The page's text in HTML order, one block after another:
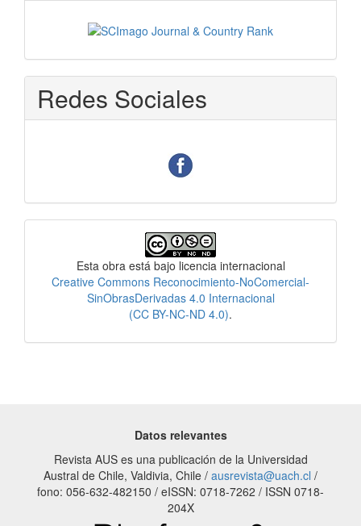
Redes Sociales
Esta obra está bajo licencia internacional
Creative Commons Reconocimiento-NoComercial-
SinObrasDerivadas 4.0 Internacional
(CC BY-NC-ND 4.0).
Datos relevantes
Revista AUS es una publicación de la Universidad
Austral de Chile, Valdivia, Chile / ausrevista@uach.cl /
fono: 056-632-482150 / eISSN: 0718-7262 / ISSN 0718-
204X